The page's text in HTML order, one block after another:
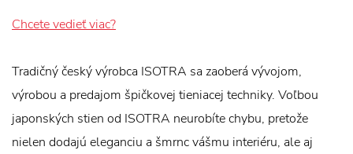
Chcete vedieť viac?
Tradičný český výrobca ISOTRA sa zaoberá vývojom,
výrobou a predajom špičkovej tieniacej techniky. Voľbou
japonských stien od ISOTRA neurobíte chybu, pretože
nielen dodajú eleganciu a šmrnc vášmu interiéru, ale aj